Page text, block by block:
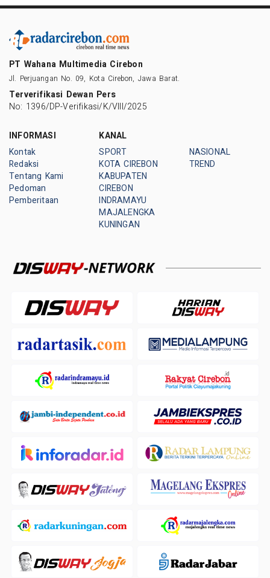
PT Wahana Multimedia Cirebon
Jl. Perjuangan No. 09, Kota Cirebon, Jawa Barat.
Terverifikasi Dewan Pers
No: 1396/DP-Verifikasi/K/VIII/2025
INFORMASI
Kontak
Redaksi
Tentang Kami
Pedoman
Pemberitaan
KANAL
SPORT
KOTA CIREBON
KABUPATEN
CIREBON
INDRAMAYU
MAJALENGKA
KUNINGAN
NASIONAL
TREND